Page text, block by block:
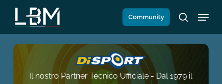
Salta
contenuto
principale
Community
search
Menu
Il nostro Partner Tecnico Ufficiale - Dal 1979 il